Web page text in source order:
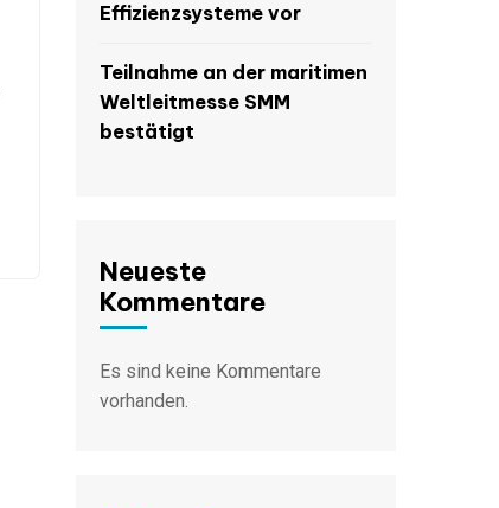
Effizienzsysteme vor
Teilnahme an der maritimen
Weltleitmesse SMM
bestätigt
Neueste
Kommentare
Es sind keine Kommentare
vorhanden.